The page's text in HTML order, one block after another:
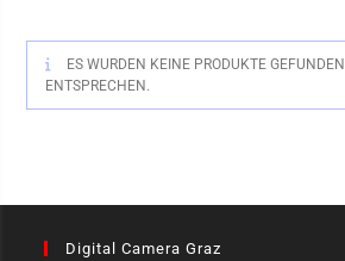
ES WURDEN KEINE PRODUKTE
ENTSPRECHEN.
Digital Camera Graz